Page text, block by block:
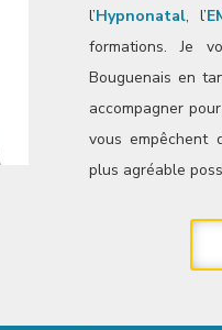
l’Hypnonatal, l’
formations. Je
Bouguenais en
accompagner pour
vous
plus agréable